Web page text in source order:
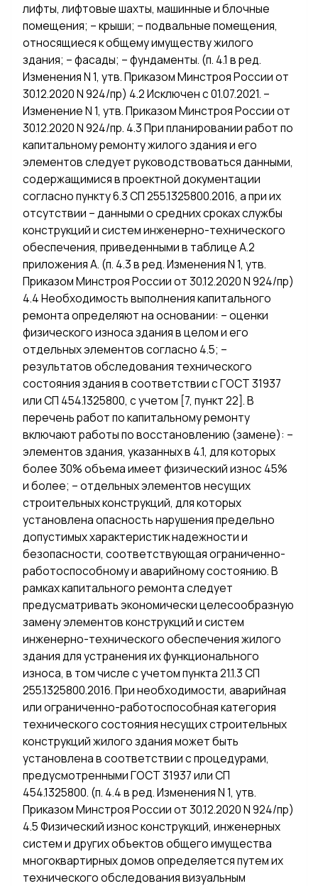
лифты, лифтовые шахты, машинные и блочные
помещения; – крыши; – подвальные помещения,
относящиеся к общему имуществу жилого
здания; – фасады; – фундаменты. (п. 4.1 в ред.
Изменения N 1, утв. Приказом Минстроя России от
30.12.2020 N 924/пр) 4.2 Исключен с 01.07.2021. –
Изменение N 1, утв. Приказом Минстроя России от
30.12.2020 N 924/пр. 4.3 При планировании работ по
капитальному ремонту жилого здания и его
элементов следует руководствоваться данными,
содержащимися в проектной документации
согласно пункту 6.3 СП 255.1325800.2016, а при их
отсутствии – данными о средних сроках службы
конструкций и систем инженерно-технического
обеспечения, приведенными в таблице А.2
приложения А. (п. 4.3 в ред. Изменения N 1, утв.
Приказом Минстроя России от 30.12.2020 N 924/пр)
4.4 Необходимость выполнения капитального
ремонта определяют на основании: – оценки
физического износа здания в целом и его
отдельных элементов согласно 4.5; –
результатов обследования технического
состояния здания в соответствии с ГОСТ 31937
или СП 454.1325800, с учетом [7, пункт 22]. В
перечень работ по капитальному ремонту
включают работы по восстановлению (замене): –
элементов здания, указанных в 4.1, для которых
более 30% объема имеет физический износ 45%
и более; – отдельных элементов несущих
строительных конструкций, для которых
установлена опасность нарушения предельно
допустимых характеристик надежности и
безопасности, соответствующая ограниченно-
работоспособному и аварийному состоянию. В
рамках капитального ремонта следует
предусматривать экономически целесообразную
замену элементов конструкций и систем
инженерно-технического обеспечения жилого
здания для устранения их функционального
износа, в том числе с учетом пункта 21.1.3 СП
255.1325800.2016. При необходимости, аварийная
или ограниченно-работоспособная категория
технического состояния несущих строительных
конструкций жилого здания может быть
установлена в соответствии с процедурами,
предусмотренными ГОСТ 31937 или СП
454.1325800. (п. 4.4 в ред. Изменения N 1, утв.
Приказом Минстроя России от 30.12.2020 N 924/пр)
4.5 Физический износ конструкций, инженерных
систем и других объектов общего имущества
многоквартирных домов определяется путем их
технического обследования визуальным